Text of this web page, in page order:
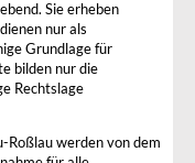
Sie erheben
nur als
Grundlage für
bilden nur die
Rechtslage
Roßlau werden von dem